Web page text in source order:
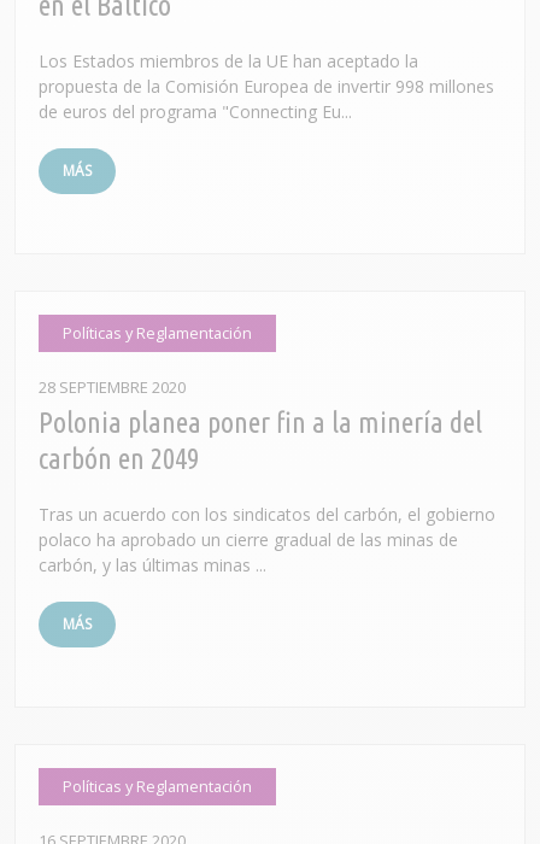
Los Estados miembros de la UE han aceptado la
propuesta de la Comisión Europea de invertir 998 millones
de euros del programa "Connecting Eu...
MÁS
Políticas y Reglamentación
28 SEPTIEMBRE 2020
Polonia planea poner fin a la minería del
carbón en 2049
Tras un acuerdo con los sindicatos del carbón, el gobierno
polaco ha aprobado un cierre gradual de las minas de
carbón, y las últimas minas ...
MÁS
Políticas y Reglamentación